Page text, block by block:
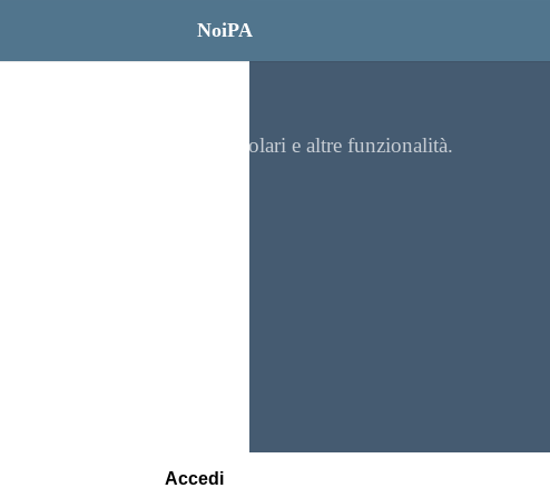
NoiPA
contenuti, visualizzare circolari e altre funzionalità.
Accedi